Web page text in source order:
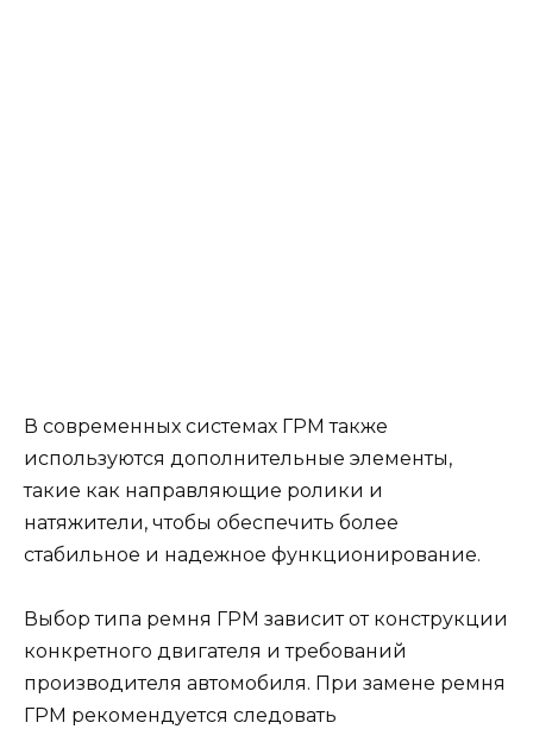
В современных системах ГРМ также
используются дополнительные элементы,
такие как направляющие ролики и
натяжители, чтобы обеспечить более
стабильное и надежное функционирование.
Выбор типа ремня ГРМ зависит от конструкции
конкретного двигателя и требований
производителя автомобиля. При замене ремня
ГРМ рекомендуется следовать